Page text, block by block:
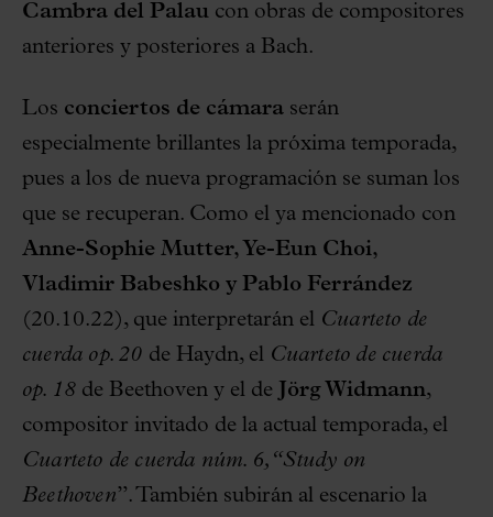
Cambra del Palau con obras de compositores
anteriores y posteriores a Bach.
Los conciertos de cámara serán
especialmente brillantes la próxima temporada,
pues a los de nueva programación se suman los
que se recuperan. Como el ya mencionado con
Anne-Sophie Mutter, Ye-Eun Choi,
Vladimir Babeshko y Pablo Ferrández
(20.10.22), que interpretarán el Cuarteto de
cuerda op. 20 de Haydn, el Cuarteto de cuerda
op. 18 de Beethoven y el de Jörg Widmann,
compositor invitado de la actual temporada, el
Cuarteto de cuerda núm. 6, “Study on
Beethoven”. También subirán al escenario la